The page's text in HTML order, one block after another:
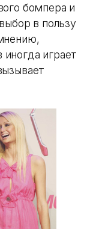
бомпера и
в пользу
играет